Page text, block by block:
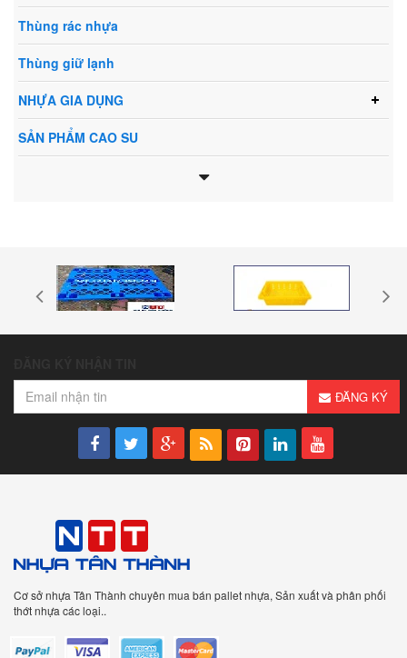
Thùng rác nhựa
Thùng giữ lạnh
NHỰA GIA DỤNG
SẢN PHẨM CAO SU
ĐĂNG KÝ
Cơ sở nhựa Tân Thành chuyên mua bán pallet nhựa, Sản xuất và phân phối
thớt nhựa các loại..